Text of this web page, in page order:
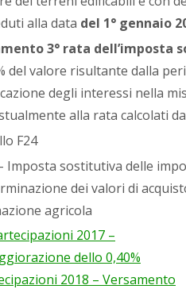
alla data del 1° gennaio
3° rata dell’imposta
del valore risultante dalla
degli interessi nella
alla rata calcolati
F24
Imposta sostitutiva delle
dei valori di
agricola
2017 –
dello 0,40%
2018 – Versamento